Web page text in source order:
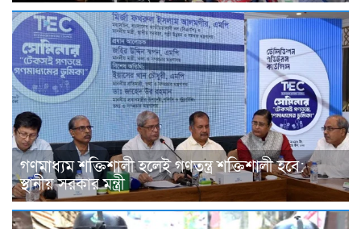
গণমাধ্যম শক্তিশালী হলেই গণতন্ত্র শক্তিশালী হবে:
স্থানীয় সরকার মন্ত্রী